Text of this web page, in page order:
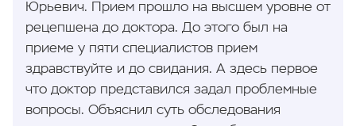
Юрьевич. Прием прошло на высшем уровне от
рецепшена до доктора. До этого был на
приеме у пяти специалистов прием
здравствуйте и до свидания. А здесь первое
что доктор представился задал проблемные
вопросы. Объяснил суть обследования